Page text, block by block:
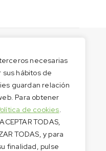
necesarias
sus hábitos de
guardan relación
Para obtener
de cookies.
TODAS,
TODAS, y para
finalidad, pulse